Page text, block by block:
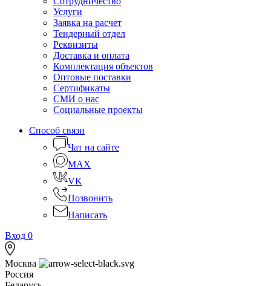
Услуги
Заявка на расчет
Тендерный отдел
Реквизиты
Доставка и оплата
Комплектация объектов
Оптовые поставки
Сертификаты
СМИ о нас
Социальные проекты
Способ связи
Чат на сайте
MAX
VK
Позвонить
Написать
Вход 0
Москва
Россия